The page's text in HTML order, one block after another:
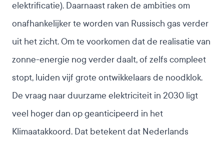
elektrificatie). Daarnaast raken de ambities om
onafhankelijker te worden van Russisch gas verder
uit het zicht. Om te voorkomen dat de realisatie van
zonne-energie nog verder daalt, of zelfs compleet
stopt, luiden vijf grote ontwikkelaars de noodklok.
De vraag naar duurzame elektriciteit in 2030 ligt
veel hoger dan op geanticipeerd in het
Klimaatakkoord. Dat betekent dat Nederlands